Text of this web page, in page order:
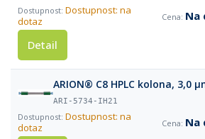
Dostupnost: na
dotaz
Na
Detail
ARION® C8 HPLC kolona, 3,0
ARI-5734-IH21
Dostupnost: na
dotaz
Na